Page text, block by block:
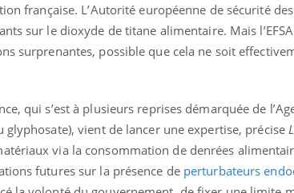
française. L’Autorité européenne de sécurité
sur le dioxyde de titane alimentaire. Mais
surprenantes, possible que cela ne soit
qui s’est à plusieurs reprises démarquée de
glyphosate), vient de lancer une expertise, précise
via la consommation de denrées
futures sur la présence de perturbateurs